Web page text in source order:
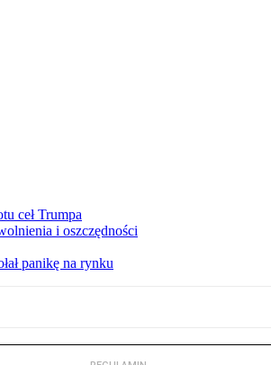
ceł Trumpa
i oszczędności
panikę na rynku